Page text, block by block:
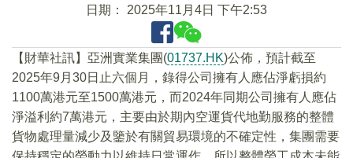
日期： 2025年11月4日 下午2:53
【財華社訊】亞洲實業集團(01737.HK)公佈，預計截至
2025年9月30日止六個月，錄得公司擁有人應佔淨虧損約
1100萬港元至1500萬港元，而2024年同期公司擁有人應佔
淨溢利約7萬港元，主要由於期內空運貨代地勤服務的整體
貨物處理量減少及鑒於有關貿易環境的不確定性，集團需要